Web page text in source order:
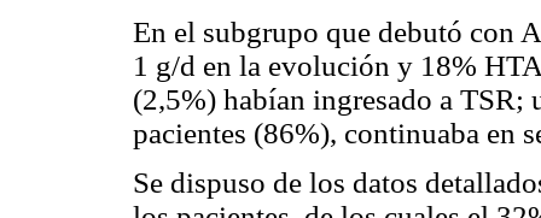
En el subgrupo que debutó con
1 g/d en la evolución y 18%
(2,5%) habían ingresado a
pacientes (86%), continuaba en
Se dispuso de los datos